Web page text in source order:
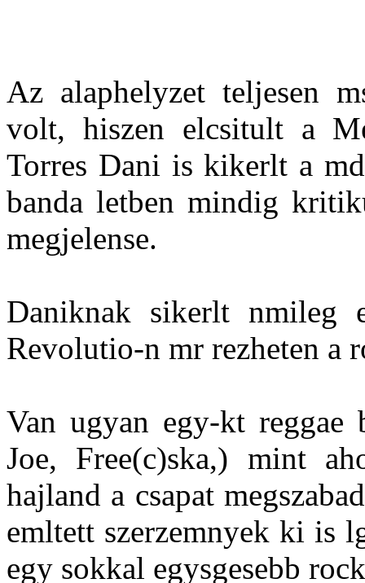
Az alaphelyzet teljesen
volt, hiszen elcsitult a
Torres Dani is kikerlt a
banda letben mindig
megjelense.
Daniknak sikerlt nmileg
Revolutio-n mr rezheten a
Van ugyan egy-kt reggae
Joe, Free(c)ska,) mint
hajland a csapat
emltett szerzemnyek ki is
egy sokkal egysgesebb